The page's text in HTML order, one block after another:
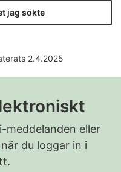
jag sökte
2.4.2025
meddelanden eller
du loggar in i